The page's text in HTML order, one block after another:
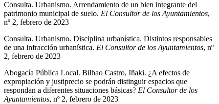
Consulta. Urbanismo. Arrendamiento de un bien integrante del
patrimonio municipal de suelo. El Consultor de los Ayuntamientos,
nº 2, febrero de 2023
Consulta. Urbanismo. Disciplina urbanística. Distintos responsables
de una infracción urbanística. El Consultor de los Ayuntamientos, nº
2, febrero de 2023
Abogacía Pública Local. Bilbao Castro, Iñaki. ¿A efectos de
expropiación y justiprecio se podrán distinguir espacios que
respondan a diferentes situaciones básicas? El Consultor de los
Ayuntamientos, nº 2, febrero de 2023